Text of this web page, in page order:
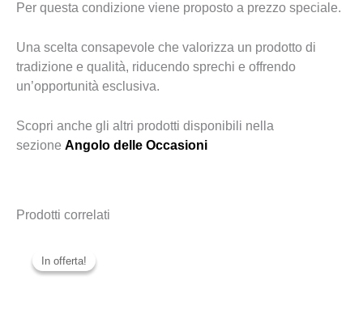
Per questa condizione viene proposto a prezzo speciale.
Una scelta consapevole che valorizza un prodotto di
tradizione e qualità, riducendo sprechi e offrendo
un’opportunità esclusiva.
Scopri anche gli altri prodotti disponibili nella
sezione Angolo delle Occasioni
Prodotti correlati
In offerta!
In offerta!